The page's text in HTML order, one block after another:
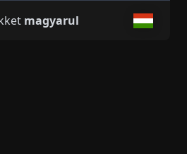
magyarul